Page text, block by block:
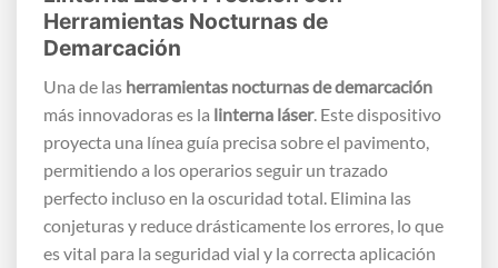
Herramientas Nocturnas de
Demarcación
Una de las herramientas nocturnas de demarcación
más innovadoras es la linterna láser. Este dispositivo
proyecta una línea guía precisa sobre el pavimento,
permitiendo a los operarios seguir un trazado
perfecto incluso en la oscuridad total. Elimina las
conjeturas y reduce drásticamente los errores, lo que
es vital para la seguridad vial y la correcta aplicación